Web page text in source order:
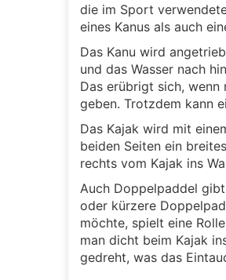
die im Sport
eines Kanus als auch
Das Kanu wird
und das Wasser nach
Das erübrigt sich,
geben. Trotzdem kann
Das Kajak wird mit
beiden Seiten ein
rechts vom Kajak ins
Auch Doppelpaddel
oder kürzere
möchte, spielt eine
man dicht beim Kajak
gedreht, was das